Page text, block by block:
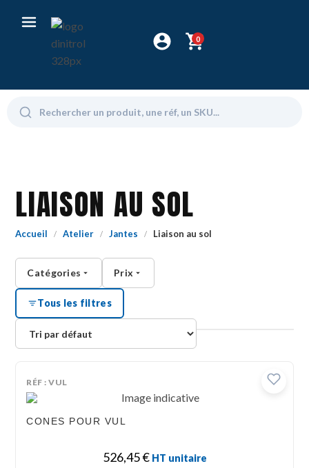
0
LIAISON AU SOL
Accueil / Atelier / Jantes / Liaison au sol
Catégories Prix
Tous les filtres
RÉF : VUL
CONES POUR VUL
526,45€ HT unitaire